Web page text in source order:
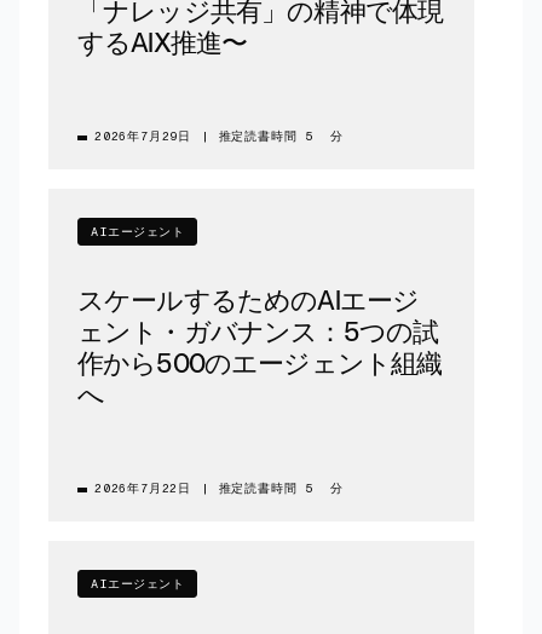
「ナレッジ共有」の精神で体現
するAIX推進〜
2026年7月29日 推定読書時間 5 分
AIエージェント
スケールするためのAIエージ
ェント・ガバナンス：5つの試
作から500のエージェント組織
へ
2026年7月22日 推定読書時間 5 分
AIエージェント